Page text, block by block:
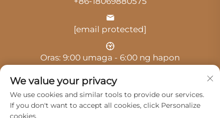
[email protected]
Oras: 9:00 umaga - 6:00 ng hapon
We value your privacy
We use cookies and similar tools to provide our services.
If you don't want to accept all cookies, click Personalize
cookies.